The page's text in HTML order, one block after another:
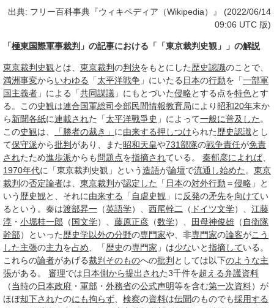
出典: フリー百科事典『ウィキペディア（Wikipedia）』 (2022/06/14
09:06 UTC 版)
「極東国際軍事裁判 」の記事における「「東京裁判史観」」の解説
東京裁判史観 とは、 東京裁判の判決をもとにした歴史認識のことで、
満洲事変からいわゆる 「太平洋戦争 」にいたる 日本の行動を「一部軍
国主義者 」による「共同謀議 」にもとづいた侵略とする点を特色とす
る。この史観は連合国軍総司令部民間情報教育局により 昭和20年末か
ら新聞各紙に連載された「太平洋戰爭史 」によって一般に普及した 。
この史観は、 「勝者の裁き」 に由来する押しつけられた歴史認識とし
て保守派から批判があり、また昭和天皇や731部隊の戦争責任が免責
されたため進歩派からも 問題点を指摘されている。 秦郁彦によれば
1970年代に「東京裁判史観」という造語が論壇で流通し始めた 。 東京
裁判の否定論者は、 東京裁判が認定した 「 日本の対外行動 ＝侵略 」と
いう 歴史観 と、それに由来する 「 自虐史観 」に 反発の矛先を向けてい
るという。秦は渡部昇一 （英語学）、 西尾幹二 （ ドイツ文学）、 江藤
淳 ・ 小堀桂一郎 （ 国文学）、 藤原正彦 （数学）、 田母神俊雄 （ 自衛隊
幹部）といった歴史学以外の分野の専門家や、非専門家の論客がこう
した主張の主力を占め 、「歴史の専門家 」は少ないと指摘している。
これらの論者があげる裁判 そのものへの批判 としては以下のような主
張がある。 審理では日本側から提出された3千件を超える弁護資料
（当時の日本政府 ・ 軍部 ・ 外務省の公式声明等を含む第一次資料）が
ほぼ却下されたのにも拘らず 検察の資料は伝聞のものでも採用する